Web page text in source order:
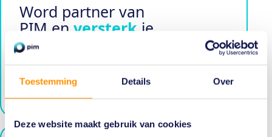
Toestemming Details Over
Deze website maakt gebruik van cookies
Word partner van
PIM en versterk je
merk binnen de
Nederlandse
marketingtop!